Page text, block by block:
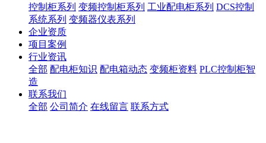
控制柜系列 变频控制柜系列 工业配电柜系列 DCS控制
系统系列 变频器仪表系列
企业资质
项目案例
行业资讯
全部 配电柜知识 配电箱动态 变频柜资料 PLC控制柜智
造
联系我们
全部 公司简介 在线留言 联系方式